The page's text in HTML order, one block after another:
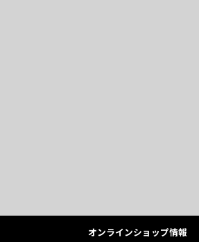
オンラインショップ情報